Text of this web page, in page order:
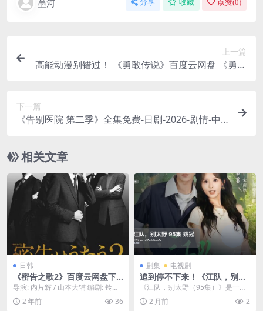
墨河 分享 收藏 点赞(0)
上一篇
高能动漫别错过！ 《勇敢传说》百度云网盘 《勇敢
下一篇
《告别医院 第二季》全集免费-日剧-2026-剧情-中
相关文章
日韩
《密告之歌2》百度云网盘下
载.阿里云盘.日语中字.(2024)
导演: 内片辉 / 山本大辅 编剧: 铃木
谦一 资源下载：密告之歌2下载阿
里云盘...
2 年前 36
剧集 电视剧
追到停不下来！《江队，别太
野 95集 姚冠宇＆徐轸轸》 未
删减 限时转存
《江队，别太野（95集）》是一部
都市爱情题材的短剧。该剧讲述了
冷面特警队长江野，...
2 月前 2